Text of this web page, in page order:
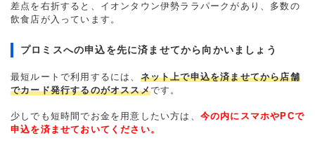
差点を右折すると、イオンタウン伊勢ララパークがあり、多数の
飲食店が入っています。
プロミスへの申込を先に済ませてから向かいましょう
最短ルートで利用するには、 ネット上で申込を済ませてから店舗
でカード発行するのがオススメです。
少しでも短時間でお金を用意したい方は、 今の内にスマホやPCで
申込を済ませておいてください。